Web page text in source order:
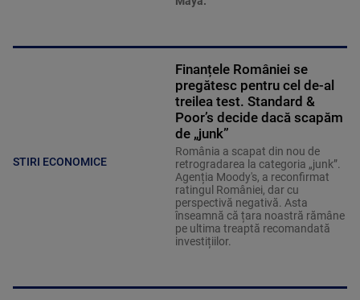
STIRI ECONOMICE
Finanțele României se
pregătesc pentru cel de-al
treilea test. Standard &
Poor’s decide dacă scapăm
de „junk”
România a scapat din nou de
retrogradarea la categoria „junk”.
Agenția Moody's, a reconfirmat
ratingul României, dar cu
perspectivă negativă. Asta
înseamnă că țara noastră rămâne
pe ultima treaptă recomandată
investițiilor.